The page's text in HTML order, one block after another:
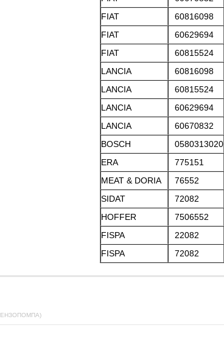
FIAT
60816098
FIAT
60629694
FIAT
60815524
LANCIA
60816098
LANCIA
60815524
LANCIA
60629694
LANCIA
60670832
BOSCH
0580313020
ERA
775151
MEAT & DORIA
76552
SIDAT
72082
HOFFER
7506552
FISPA
22082
FISPA
72082